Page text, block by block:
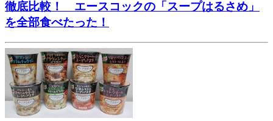
徹底比較！ エースコックの「スープはるさめ」
を全部食べたった！